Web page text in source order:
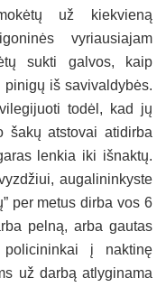
už kiekvieną
vyriausiajam
sukti galvos, kaip
iš savivaldybės.
todėl, kad jų
šakų atstovai atidirba
lenkia iki išnaktų.
augalininkyste
per metus dirba vos 6
pelną, arba gautas
į naktinę
už darbą atlyginama